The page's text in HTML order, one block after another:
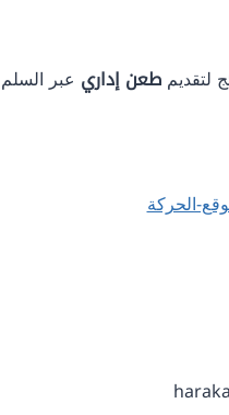
طعن إداري عبر السلم
الحركة